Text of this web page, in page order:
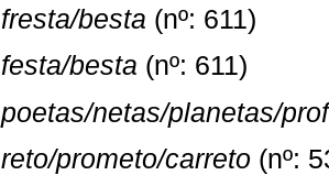
fresta/besta (nº: 611)
festa/besta (nº: 611)
poetas/netas/planetas/
reto/prometo/carreto (nº: